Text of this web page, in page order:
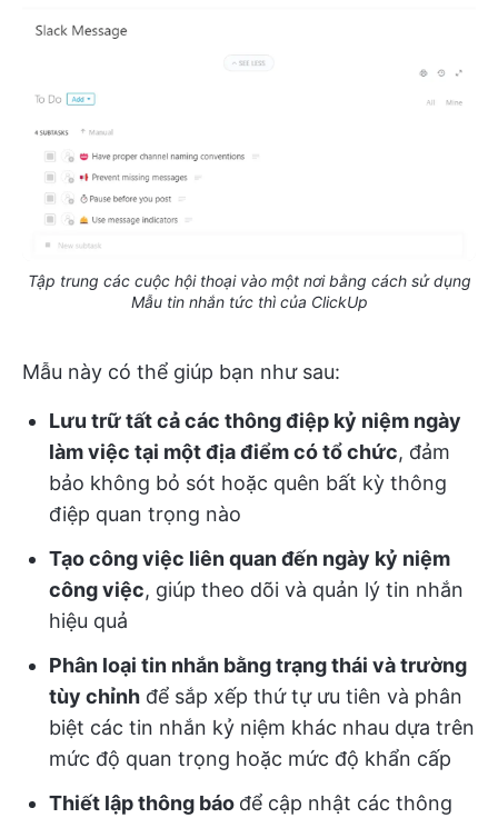
Tập trung các cuộc hội thoại vào một nơi bằng cách sử dụng
Mẫu tin nhắn tức thì của ClickUp
Mẫu này có thể giúp bạn như sau:
Lưu trữ tất cả các thông điệp kỷ niệm ngày
làm việc tại một địa điểm có tổ chức, đảm
bảo không bỏ sót hoặc quên bất kỳ thông
điệp quan trọng nào
Tạo công việc liên quan đến ngày kỷ niệm
công việc, giúp theo dõi và quản lý tin nhắn
hiệu quả
Phân loại tin nhắn bằng trạng thái và trường
tùy chỉnh để sắp xếp thứ tự ưu tiên và phân
biệt các tin nhắn kỷ niệm khác nhau dựa trên
mức độ quan trọng hoặc mức độ khẩn cấp
Thiết lập thông báo để cập nhật các thông